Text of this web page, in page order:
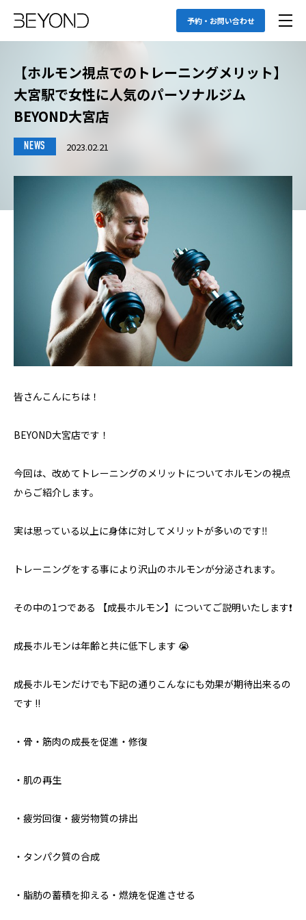
予約・お問い合わせ
【ホルモン視点でのトレーニングメリット】
大宮駅で女性に人気のパーソナルジム
BEYOND大宮店
NEWS 2023.02.21
皆さんこんにちは！
BEYOND大宮店です！
今回は、改めてトレーニングのメリットについてホルモンの視点
からご紹介します。
実は思っている以上に身体に対してメリットが多いのです‼️
トレーニングをする事により沢山のホルモンが分泌されます。
その中の1つである 【成長ホルモン】についてご説明いたします❗️
成長ホルモンは年齢と共に低下します 😭
成長ホルモンだけでも下記の通りこんなにも効果が期待出来るの
です !!
・骨・筋肉の成長を促進・修復
・肌の再生
・疲労回復・疲労物質の排出
・タンパク質の合成
・脂肪の蓄積を抑える・燃焼を促進させる